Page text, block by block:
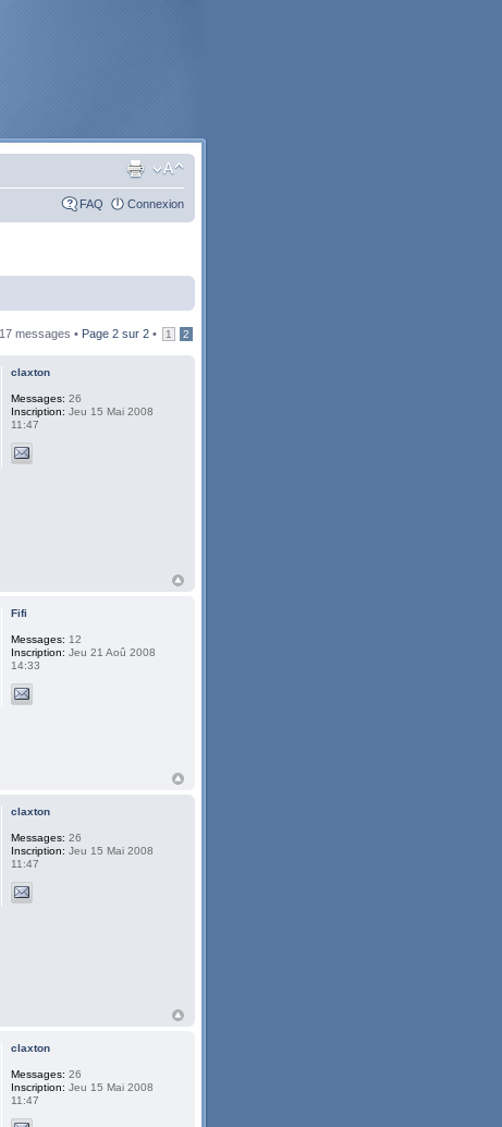
FAQ Connexion
17 messages • Page 2 sur 2 • 1 2
claxton
Messages: 26
Inscription: Jeu 15 Mai 2008
11:47
Fifi
Messages: 12
Inscription: Jeu 21 Aoû 2008
14:33
claxton
Messages: 26
Inscription: Jeu 15 Mai 2008
11:47
claxton
Messages: 26
Inscription: Jeu 15 Mai 2008
11:47